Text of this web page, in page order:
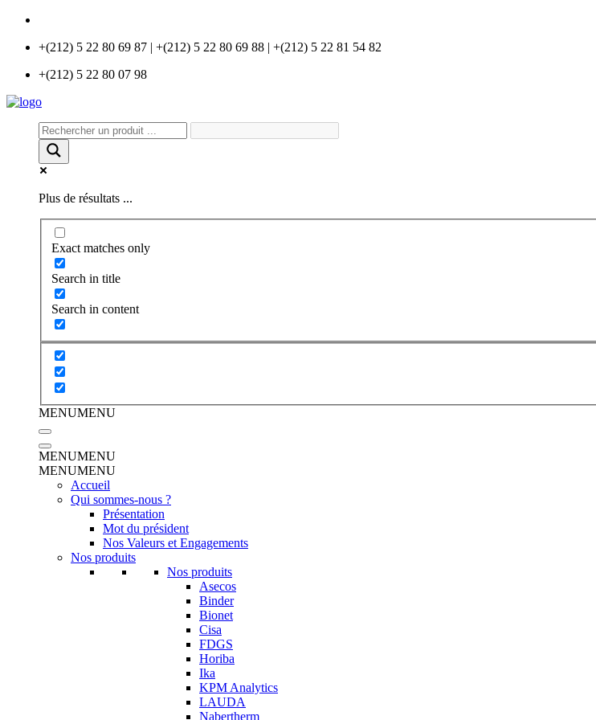
+(212) 5 22 80 69 87 | +(212) 5 22 80 69 88 | +(212) 5 22 81 54 82
+(212) 5 22 80 07 98
Plus de résultats ...
Exact matches only
Search in title
Search in content
MENUMENU
MENUMENU
MENUMENU
Accueil
Qui sommes-nous ?
Présentation
Mot du président
Nos Valeurs et Engagements
Nos produits
Nos produits
Asecos
Binder
Bionet
Cisa
FDGS
Horiba
Ika
KPM Analytics
LAUDA
Nabertherm